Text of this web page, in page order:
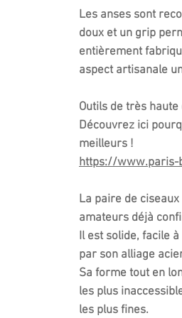
Les anses sont
doux et un grip
entièrement
aspect artisanale
Outils de très haute
Découvrez ici
meilleurs !
https://www.paris-
La paire de
amateurs déjà
Il est solide, facile
par son alliage
Sa forme tout en
les plus
les plus fines.